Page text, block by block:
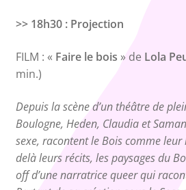
>> 18h30 : Projection
FILM : « Faire le bois » de Lola
min.)
Depuis la scène d’un théâtre de
Boulogne, Heden, Claudia et
sexe, racontent le Bois comme
delà leurs récits, les paysages du
off d’une narratrice queer qui